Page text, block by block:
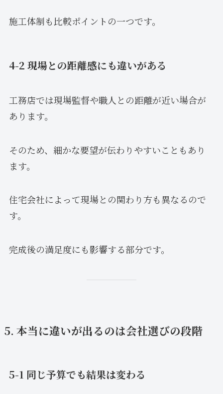
施工体制も比較ポイントの一つです。
4-2 現場との距離感にも違いがある
工務店では現場監督や職人との距離が近い場合が
あります。
そのため、細かな要望が伝わりやすいこともあり
ます。
住宅会社によって現場との関わり方も異なるので
す。
完成後の満足度にも影響する部分です。
5. 本当に違いが出るのは会社選びの段階
5-1 同じ予算でも結果は変わる